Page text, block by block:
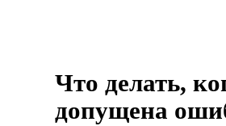
Что делать,
допущена